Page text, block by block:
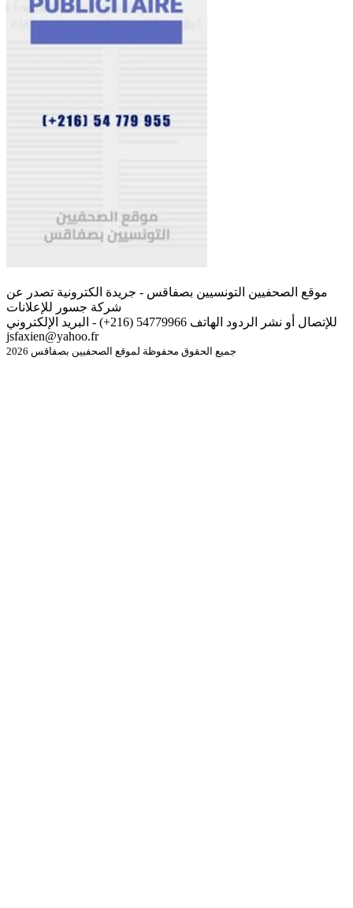
موقع الصحفيين التونسيين بصفاقس - جريدة الكترونية تصدر عن
شركة جسور للإعلانات
للإتصال أو نشر الردود الهاتف 54779966 (216+) - البريد الإلكتروني
jsfaxien@yahoo.fr
جميع الحقوق محفوظة لموقع الصحفيين بصفاقس 2026